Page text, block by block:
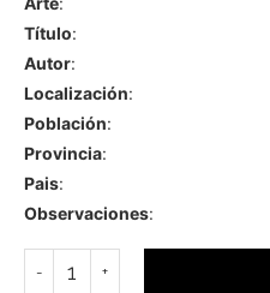
Título:
Autor:
Localización:
Población:
Provincia:
Pais:
Observaciones: